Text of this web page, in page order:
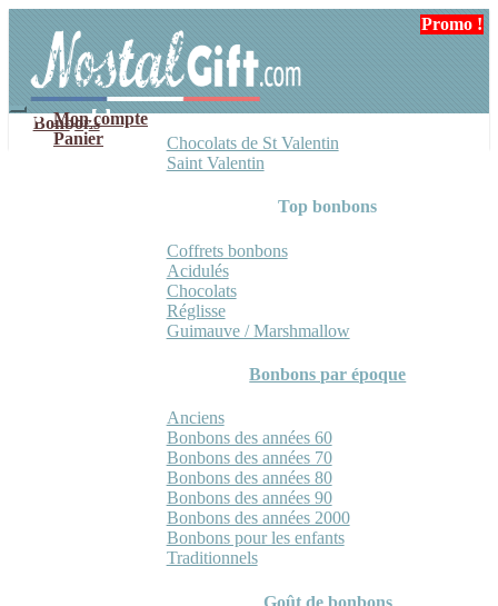
navigation
contenu
Mon compte
Panier
Bonbons
Chocolats de St Valentin
Saint Valentin
Top bonbons
Coffrets bonbons
Acidulés
Chocolats
Réglisse
Guimauve / Marshmallow
Bonbons par époque
Anciens
Bonbons des années 60
Bonbons des années 70
Bonbons des années 80
Bonbons des années 90
Bonbons des années 2000
Bonbons pour les enfants
Traditionnels
Goût de bonbons
Promo !
Promo !
Promo !